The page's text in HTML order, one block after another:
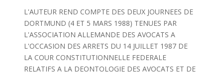
L'AUTEUR REND COMPTE DES DEUX JOURNEES DE
DORTMUND (4 ET 5 MARS 1988) TENUES PAR
L'ASSOCIATION ALLEMANDE DES AVOCATS A
L'OCCASION DES ARRETS DU 14 JUILLET 1987 DE
LA COUR CONSTITUTIONNELLE FEDERALE
RELATIFS A LA DEONTOLOGIE DES AVOCATS ET DE